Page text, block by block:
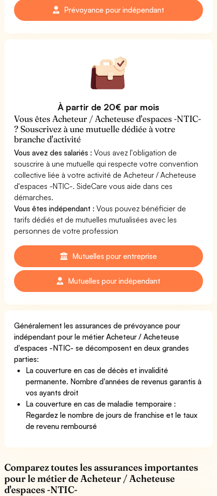
Prévoyance pour indépendant
À partir de 20€ par mois
Vous êtes Acheteur / Acheteuse d'espaces -NTIC-
? Souscrivez à une mutuelle dédiée à votre
branche d'activité
Vous avez des salariés : Vous avez l'obligation de
souscrire à une mutuelle qui respecte votre convention
collective liée à votre activité de Acheteur / Acheteuse
d'espaces -NTIC-. SideCare vous aide dans ces
démarches.
Vous êtes indépendant : Vous pouvez bénéficier de
tarifs dédiés et de mutuelles mutualisées avec les
personnes de votre profession
Mutuelles pour entreprise
Mutuelles pour indépendant
Généralement les assurances de prévoyance pour
indépendant pour le métier Acheteur / Acheteuse
d'espaces -NTIC- se décomposent en deux grandes
parties:
La couverture en cas de décès et invalidité
permanente. Nombre d'années de revenus garantis à
vos ayants droit
La couverture en cas de maladie temporaire :
Regardez le nombre de jours de franchise et le taux
de revenu remboursé
Comparez toutes les assurances importantes
pour le métier de Acheteur / Acheteuse
d'espaces -NTIC-